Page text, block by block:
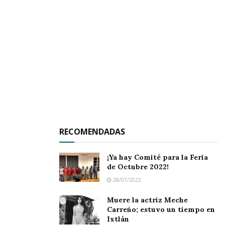
tu casa. Así que pensé que si iba dejando
ramitas por el camino, seguro que no te
Al oír estas palabras, el joven se emocionó con
la generosidad de su padre; pero continuó
RECOMENDADAS
¡Ya hay Comité para la Feria
de Octubre 2022!
28/07/2022
Muere la actriz Meche
Carreño; estuvo un tiempo en
Ixtlán